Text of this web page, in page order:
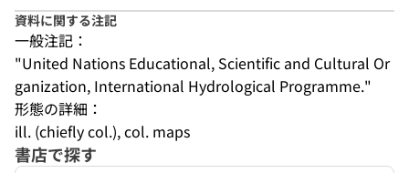
資料に関する注記
一般注記：
"United Nations Educational, Scientific and Cultural Or
ganization, International Hydrological Programme."
形態の詳細：
ill. (chiefly col.), col. maps
書店で探す